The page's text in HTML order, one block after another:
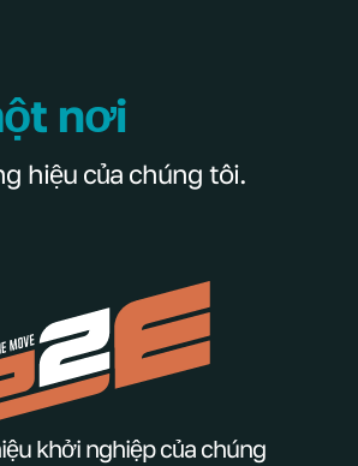
nơi
hiệu của chúng tôi.
khởi nghiệp của chúng